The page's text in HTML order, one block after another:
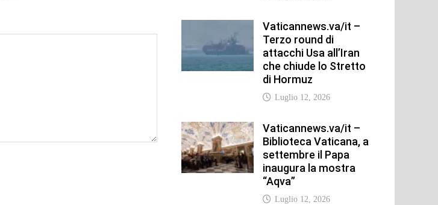
Vaticannews.va/it –
Terzo round di
attacchi Usa all’Iran
che chiude lo Stretto
di Hormuz
Luglio 12, 2026
Vaticannews.va/it –
Biblioteca Vaticana, a
settembre il Papa
inaugura la mostra
“Aqva”
Luglio 12, 2026